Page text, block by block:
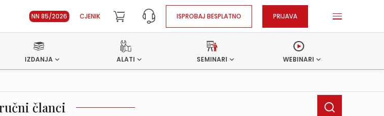
NN 85/2026 CJENIK ISPROBAJ BESPLATNO PRIJAVA
IZDANJA ALATI SEMINARI WEBINARI
članci